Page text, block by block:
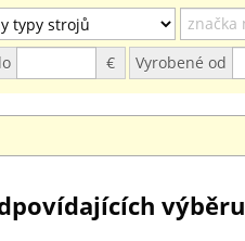
€ Vyrobené od
výběru